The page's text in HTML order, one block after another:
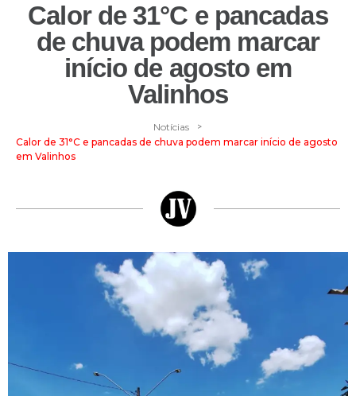
Calor de 31°C e pancadas
de chuva podem marcar
início de agosto em
Valinhos
Notícias >
Calor de 31°C e pancadas de chuva podem marcar início de agosto
em Valinhos